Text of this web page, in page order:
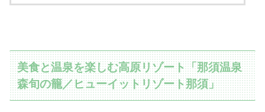
美食と温泉を楽しむ高原リゾート「那須温泉
森旬の籠／ヒューイットリゾート那須」